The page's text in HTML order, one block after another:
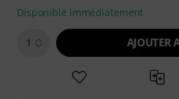
Disponible immédiatement
1 AJOUTER